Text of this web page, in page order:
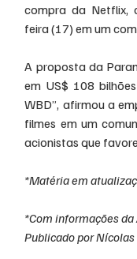
compra da Netflix,
feira (17) em um
A proposta da
em US$ 108
WBD”, afirmou a
filmes em um
acionistas que
*Matéria em
*Com informações da
Publicado por